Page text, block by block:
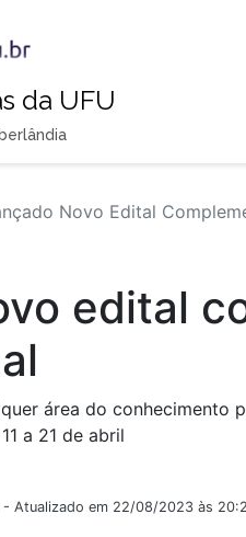
da UFU
Novo Edital
edital
área do
a 21 de abril
Atualizado em 22/08/2023 às